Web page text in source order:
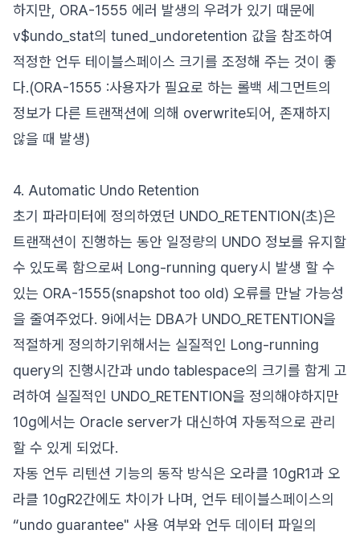
하지만, ORA-1555 에러 발생의 우려가 있기 때문에
v$undo_stat의 tuned_undoretention 값을 참조하여
적정한 언두 테이블스페이스 크기를 조정해 주는 것이 좋
다.(ORA-1555 :사용자가 필요로 하는 롤백 세그먼트의
정보가 다른 트랜잭션에 의해 overwrite되어, 존재하지
않을 때 발생)
4. Automatic Undo Retention
초기 파라미터에 정의하였던 UNDO_RETENTION(초)은
트랜잭션이 진행하는 동안 일정량의 UNDO 정보를 유지할
수 있도록 함으로써 Long-running query시 발생 할 수
있는 ORA-1555(snapshot too old) 오류를 만날 가능성
을 줄여주었다. 9i에서는 DBA가 UNDO_RETENTION을
적절하게 정의하기위해서는 실질적인 Long-running
query의 진행시간과 undo tablespace의 크기를 함게 고
려하여 실질적인 UNDO_RETENTION을 정의해야하지만
10g에서는 Oracle server가 대신하여 자동적으로 관리
할 수 있게 되었다.
자동 언두 리텐션 기능의 동작 방식은 오라클 10gR1과 오
라클 10gR2간에도 차이가 나며, 언두 테이블스페이스의
“undo guarantee" 사용 여부와 언두 데이터 파일의